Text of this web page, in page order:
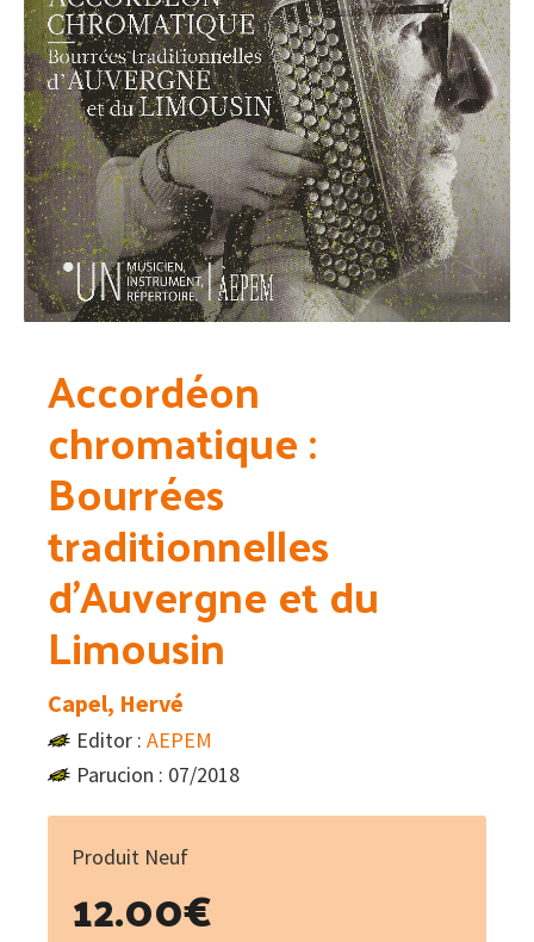
Accordéon
chromatique :
Bourrées
traditionnelles
d’Auvergne et du
Limousin
Capel, Hervé
Editor : AEPEM
Parucion : 07/2018
Produit Neuf
12.00€